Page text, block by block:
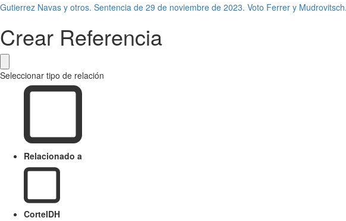
Gutierrez Navas y otros. Sentencia de 29 de noviembre de 2023. Voto Ferrer y
Crear Referencia
Seleccionar tipo de relación
Relacionado a
CorteIDH